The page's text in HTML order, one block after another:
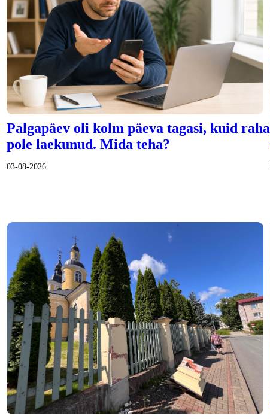
Palgapäev oli kolm päeva tagasi, kuid raha
pole laekunud. Mida teha?
03-08-2026